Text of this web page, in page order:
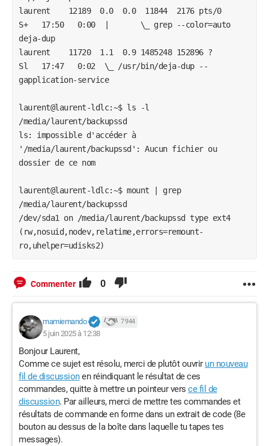
laurent    12189  0.0  0.0  11844  2176 pts/0
S+   17:50   0:00  |       \_ grep --color=auto
deja-dup
laurent    11720  1.1  0.9 1485248 152896 ?
Sl   17:47   0:02  \_ /usr/bin/deja-dup --
gapplication-service
laurent@laurent-ldlc:~$ ls -l
/media/laurent/backupssd
ls: impossible d'accéder à
'/media/laurent/backupssd': Aucun fichier ou
dossier de ce nom
laurent@laurent-ldlc:~$ mount | grep
/media/laurent/backupssd
/dev/sda1 on /media/laurent/backupssd type ext4
(rw,nosuid,nodev,relatime,errors=remount-
ro,uhelper=udisks2)
Commenter 0
mamiemando 7 944
5 juin 2025 à 12:38
Bonjour Laurent,
Comme ce sujet est résolu, merci de plutôt ouvrir un nouveau
fil de discussionen réindiquant le résultat de ces
commandes, quitte à mettre un pointeur vers ce fil de
discussion. Par ailleurs, merci de mettre tes commandes et
résultats de commande en forme dans un extrait de code (8e
bouton au dessus de la boîte dans laquelle tu tapes tes
messages).